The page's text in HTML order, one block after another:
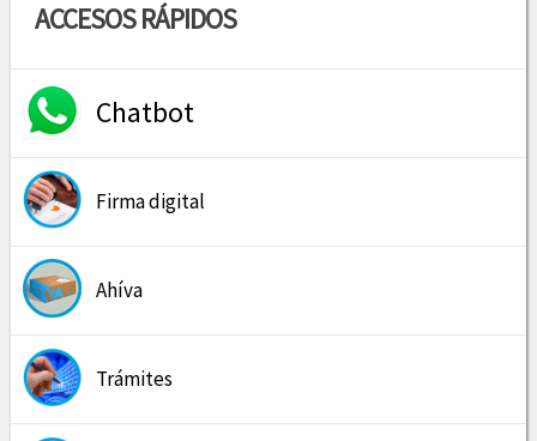
ACCESOS RÁPIDOS
Chatbot
Firma digital
Ahíva
Trámites